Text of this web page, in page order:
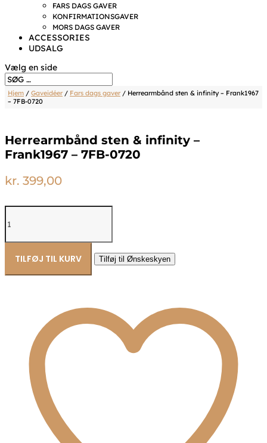
FARS DAGS GAVER
KONFIRMATIONSGAVER
MORS DAGS GAVER
ACCESSORIES
UDSALG
Vælg en side
Hjem / Gaveidéer/ Fars dags gaver/ Herrearmbånd sten & infinity – Frank1967
– 7FB-0720
Herrearmbånd sten & infinity –
Frank1967 – 7FB-0720
kr. 399,00
sten
infinity
Frank1967
-
TILFØJ TIL KURV Tilføj til Ønskeskyen